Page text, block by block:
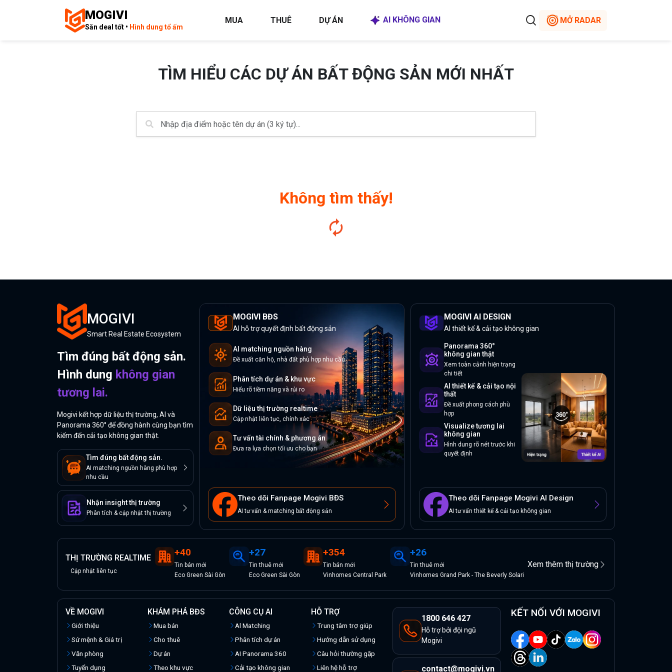
MOGIVI
Săn deal tốt • Hình dung tổ ấm
MUA THUÊ DỰ ÁN AI KHÔNG GIAN MỞ RADAR
TÌM HIỂU CÁC DỰ ÁN BẤT ĐỘNG SẢN MỚI NHẤT
Không tìm thấy!
MOGIVI
Smart Real Estate Ecosystem
Tìm đúng bất động sản.
Hình dung không gian
tương lai.
Mogivi kết hợp dữ liệu thị trường, AI và
Panorama 360° để đồng hành cùng bạn tìm
kiếm đến cải tạo không gian thật.
Tìm đúng bất động sản.
AI matching nguồn hàng phù hợp
nhu cầu
Nhận insight thị trường
Phân tích & cập nhật thị trường
MOGIVI BĐS
AI hỗ trợ quyết định bất động sản
AI matching nguồn hàng
Đề xuất căn hộ, nhà đất phù hợp nhu cầu
Phân tích dự án & khu vực
Hiểu rõ tiềm năng và rủi ro
Dữ liệu thị trường realtime
Cập nhật liên tục, chính xác
Tư vấn tài chính & phương án
Đưa ra lựa chọn tối ưu cho bạn
Theo dõi Fanpage Mogivi BĐS
AI tư vấn & matching bất động sản
MOGIVI AI DESIGN
AI thiết kế & cải tạo không gian
Panorama 360°
không gian thật
Xem toàn cảnh hiện trạng
chi tiết
AI thiết kế & cải tạo nội
thất
Đề xuất phong cách phù
hợp
Visualize tương lai
không gian
Hình dung rõ nét trước khi
quyết định
Theo dõi Fanpage Mogivi AI Design
AI tư vấn thiết kế & cải tạo không gian
THỊ TRƯỜNG REALTIME
Cập nhật liên tục
+40
Tin bán mới
Eco Green Sài Gòn
+27
Tinthuêmới
Eco Green Sài Gòn
+354
Tin bán mới
Vinhomes Central Park
+26
Tinthuê mới
Vinhomes Grand Park - The Beverly Solari
Xem thêm thị trường
VỀ MOGIVI
Giới thiệu
Sứ mệnh & Giá trị
Văn phòng
Tuyển dụng
KHÁM PHÁ BĐS
Mua bán
Cho thuê
Dự án
Theo khu vực
CÔNG CỤ AI
Al Matching
Phân tích dự án
AI Panorama 360
Cải tạo không gian
HỖ TRỢ
Trung tâm trợ giúp
Hướng dẫn sử dụng
Câu hỏi thường gặp
Liên hệ hỗ trợ
1800 646 427
Hỗ trợ bởi đội ngũ
Mogivi
contact@mogivi.vn
KẾT NỐI VỚI MOGIVI